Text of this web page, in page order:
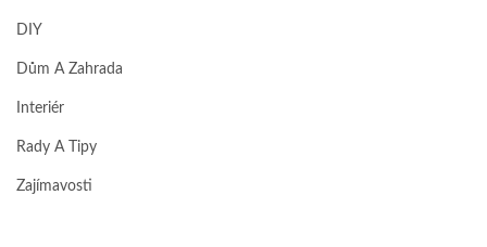
DIY
Dům A Zahrada
Interiér
Rady A Tipy
Zajímavosti